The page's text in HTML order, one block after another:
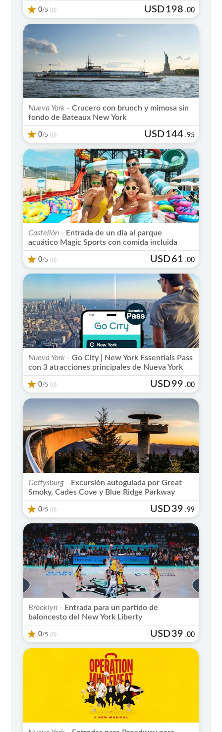
0/5 (0) USD198 .00
Nueva York - Crucero con brunch y mimosa sin
fondo de Bateaux New York
0/5 (0) USD144 .95
Castellón - Entrada de un día al parque
acuático Magic Sports con comida incluida
0/5 (0) USD61 .00
Nueva York - Go City | New York Essentials Pass
con 3 atracciones principales de Nueva York
0/5 (0) USD99 .00
Gettysburg - Excursión autoguiada por Great
Smoky, Cades Cove y Blue Ridge Parkway
0/5 (0) USD39 .99
Brooklyn - Entrada para un partido de
baloncesto del New York Liberty
0/5 (0) USD39 .00